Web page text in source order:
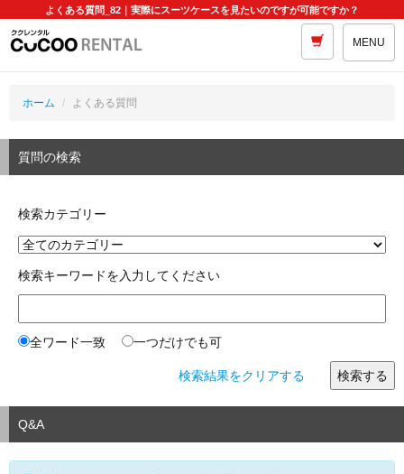
よくある質問_82｜実際にスーツケースを見たいのですが可能ですか？
MENU
ホーム よくある質問
質問の検索
検索カテゴリー
検索キーワードを入力してください
全ワード一致 一つだけでも可
検索結果をクリアする
Q&A